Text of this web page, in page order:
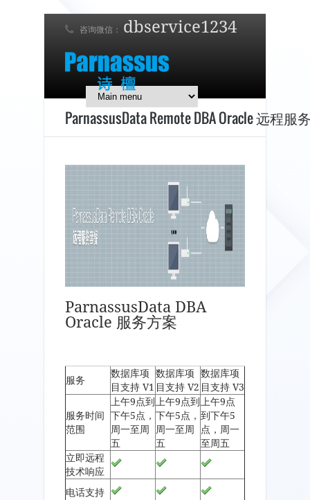
咨询微信： dbservice1234
7 x 24 在线支持！
简体中文 日本語
ParnassusData Remote DBA Oracle 远程服
ParnassusData DBA
Oracle 服务方案
服务
数据库项
目支持 V1
数据库项
目支持 V2
数据库项
目支持 V3
服务时间
范围
上午9点到
下午5点，
周一至周
五
上午9点到
下午5点，
周一至周
五
上午9点
到下午5
点，周一
至周五
立即远程
技术响应
电话支持